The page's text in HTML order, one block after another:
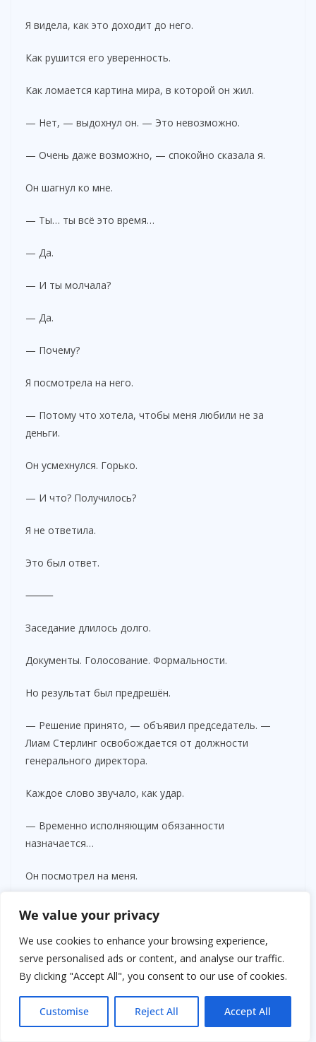
We value your privacy
We use cookies to enhance your browsing experience,
serve personalised ads or content, and analyse our traffic.
By clicking "Accept All", you consent to our use of cookies.
Customise Reject All Accept All
Я видела, как это доходит до него.
Как рушится его уверенность.
Как ломается картина мира, в которой он жил.
— Нет, — выдохнул он. — Это невозможно.
— Очень даже возможно, — спокойно сказала я.
Он шагнул ко мне.
— Ты… ты всё это время…
— Да.
— И ты молчала?
— Да.
— Почему?
Я посмотрела на него.
— Потому что хотела, чтобы меня любили не за
деньги.
Он усмехнулся. Горько.
— И что? Получилось?
Я не ответила.
Это был ответ.
⸻
Заседание длилось долго.
Документы. Голосование. Формальности.
Но результат был предрешён.
— Решение принято, — объявил председатель. —
Лиам Стерлинг освобождается от должности
генерального директора.
Каждое слово звучало, как удар.
— Временно исполняющим обязанности
назначается…
Он посмотрел на меня.
— Вы хотите занять позицию лично?
Я на секунду задумалась.
— Нет, — ответила я. — Но я назначу человека,
Лиам рассмеялся.